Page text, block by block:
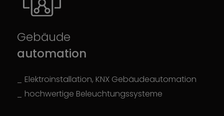
Gebäude
automation
Elektroinstallation, KNX Gebäudeautomation
hochwertige Beleuchtungssysteme